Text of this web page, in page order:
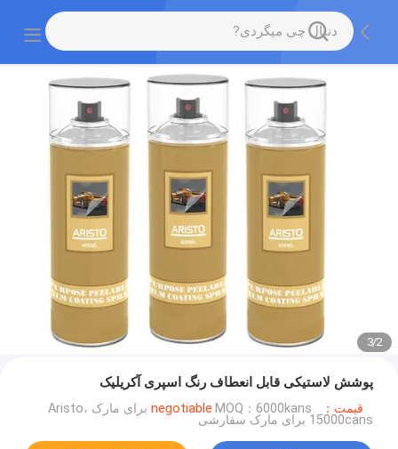
2
/
3
پوشش لاستیکی قابل انعطاف رنگ اسپری آکریلیک
قیمت：negotiable MOQ：6000kans برای مارک Aristo،
15000cans برای مارک سفارشی